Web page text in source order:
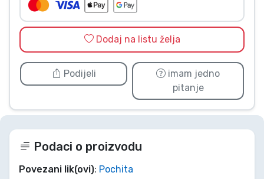
Dodaj na listu želja
Podijeli
imam jedno
pitanje
Podaci o proizvodu
Povezani lik(ovi): Pochita